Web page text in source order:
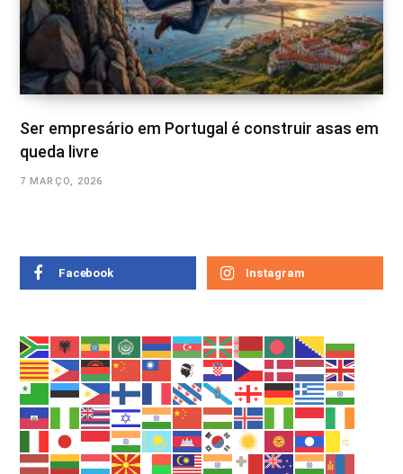
Ser empresário em Portugal é construir asas em
queda livre
7 MARÇO, 2026
Facebook Instagram